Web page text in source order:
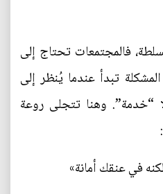
فالمجتمعات تحتاج إلى
تبدأ عندما يُنظر إلى
“خدمة”. وهنا تتجلى روعة
في عنقك أمانة»